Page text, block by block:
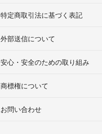
特定商取引法に基づく表記
外部送信について
安心・安全のための取り組み
商標権について
お問い合わせ